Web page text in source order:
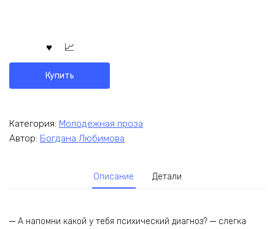
Купить
Категория: Молодежная проза
Автор: Богдана Любимова
Описание Детали
─ А напомни какой у тебя психический диагноз? ─ слегка